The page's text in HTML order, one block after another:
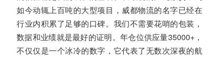
如今动辄上百吨的大型项目，威都物流的名字已经在
行业内积累了足够的口碑。我们不需要花哨的包装，
数据和业绩就是最好的证明。年仓位供应量35000+，
不仅仅是一个冰冷的数字，它代表了无数次深夜的航